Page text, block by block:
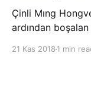
Çinli Mıng
ardından
21 Kas 2018 1 min